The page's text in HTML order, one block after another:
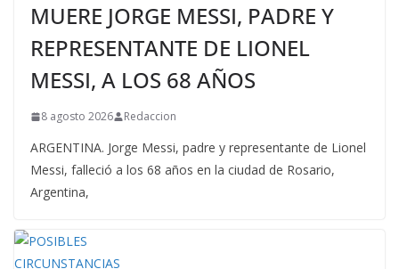
MUERE JORGE MESSI, PADRE Y
REPRESENTANTE DE LIONEL
MESSI, A LOS 68 AÑOS
8 agosto 2026 Redaccion
ARGENTINA. Jorge Messi, padre y representante de Lionel
Messi, falleció a los 68 años en la ciudad de Rosario,
Argentina,